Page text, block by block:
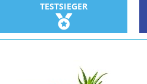
TESTSIEGER